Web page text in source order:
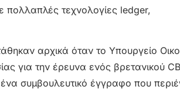
πολλαπλές τεχνολογίες ledger,
αρχικά όταν το Υπουργείο
για την έρευνα ενός βρετανικού
συμβουλευτικό έγγραφο που